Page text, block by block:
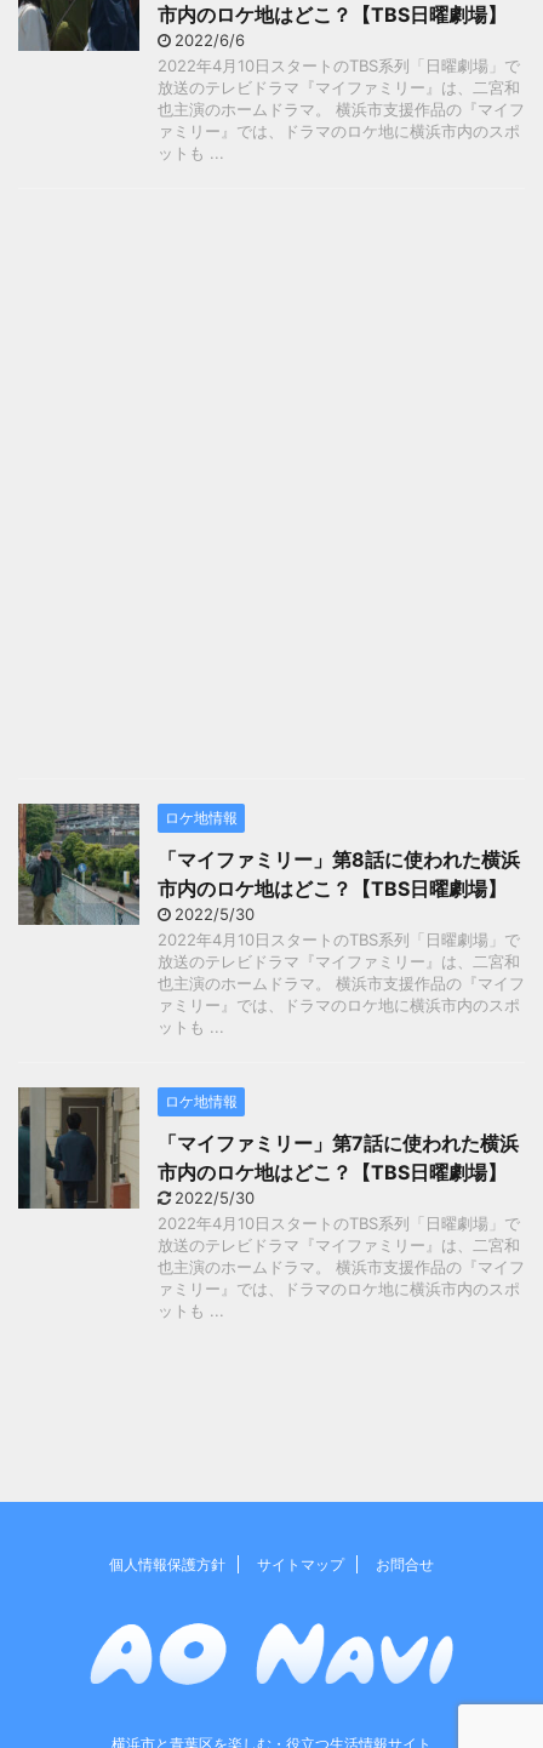
市内のロケ地はどこ？【TBS日曜劇場】
2022/6/6
2022年4月10日スタートのTBS系列「日曜劇場」で
放送のテレビドラマ『マイファミリー』は、二宮和
也主演のホームドラマ。 横浜市支援作品の『マイフ
ァミリー』では、ドラマのロケ地に横浜市内のスポ
ットも ...
ロケ地情報
「マイファミリー」第8話に使われた横浜
市内のロケ地はどこ？【TBS日曜劇場】
2022/5/30
2022年4月10日スタートのTBS系列「日曜劇場」で
放送のテレビドラマ『マイファミリー』は、二宮和
也主演のホームドラマ。 横浜市支援作品の『マイフ
ァミリー』では、ドラマのロケ地に横浜市内のスポ
ットも ...
ロケ地情報
「マイファミリー」第7話に使われた横浜
市内のロケ地はどこ？【TBS日曜劇場】
2022/5/30
2022年4月10日スタートのTBS系列「日曜劇場」で
放送のテレビドラマ『マイファミリー』は、二宮和
也主演のホームドラマ。 横浜市支援作品の『マイフ
ァミリー』では、ドラマのロケ地に横浜市内のスポ
ットも ...
個人情報保護方針 サイトマップ お問合せ
横浜市と青葉区を楽しむ・役立つ生活情報サイト